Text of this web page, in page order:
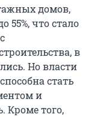
домов,
55%, что стало
в
Но власти
стать
и
Кроме того,